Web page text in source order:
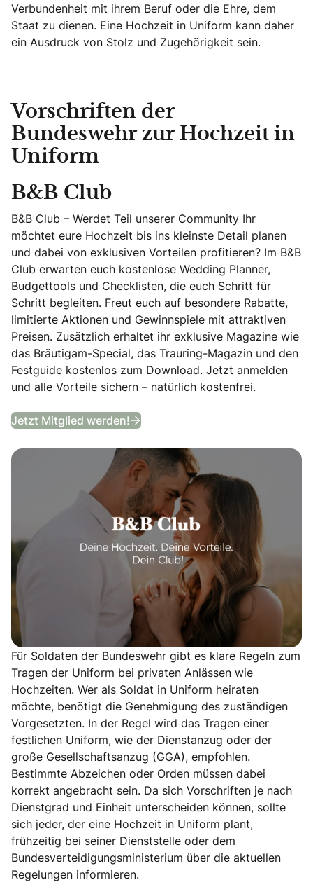
Verbundenheit mit ihrem Beruf oder die Ehre, dem
Staat zu dienen. Eine Hochzeit in Uniform kann daher
ein Ausdruck von Stolz und Zugehörigkeit sein.
Vorschriften der
Bundeswehr zur Hochzeit in
Uniform
B&B Club
B&B Club – Werdet Teil unserer Community Ihr
möchtet eure Hochzeit bis ins kleinste Detail planen
und dabei von exklusiven Vorteilen profitieren? Im B&B
Club erwarten euch kostenlose Wedding Planner,
Budgettools und Checklisten, die euch Schritt für
Schritt begleiten. Freut euch auf besondere Rabatte,
limitierte Aktionen und Gewinnspiele mit attraktiven
Preisen. Zusätzlich erhaltet ihr exklusive Magazine wie
das Bräutigam-Special, das Trauring-Magazin und den
Festguide kostenlos zum Download. Jetzt anmelden
und alle Vorteile sichern – natürlich kostenfrei.
Jetzt Mitglied werden! B&B Club
Für Soldaten der Bundeswehr gibt es klare Regeln zum
Tragen der Uniform bei privaten Anlässen wie
Hochzeiten. Wer als Soldat in Uniform heiraten
möchte, benötigt die Genehmigung des zuständigen
Vorgesetzten. In der Regel wird das Tragen einer
festlichen Uniform, wie der Dienstanzug oder der
große Gesellschaftsanzug (GGA), empfohlen.
Bestimmte Abzeichen oder Orden müssen dabei
korrekt angebracht sein. Da sich Vorschriften je nach
Dienstgrad und Einheit unterscheiden können, sollte
sich jeder, der eine Hochzeit in Uniform plant,
frühzeitig bei seiner Dienststelle oder dem
Bundesverteidigungsministerium über die aktuellen
Regelungen informieren.